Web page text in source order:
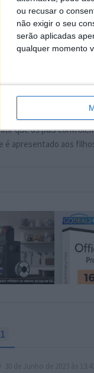
ou recusar o
não exigir o seu
serão aplicadas
qualquer momento
faça uma sugestão
elétricos
ANTERIOR
que os pais
é apresentado aos
1